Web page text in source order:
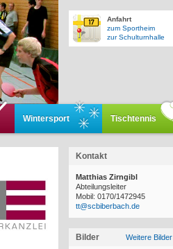
Anfahrt
zum Sportheim
zur Schulturnhalle
Wintersport Tischtennis
Kontakt
Matthias Zirngibl
Abteilungsleiter
Mobil: 0170/1472945
tt@scbiberbach.de
Weitere Bilder
Bilder